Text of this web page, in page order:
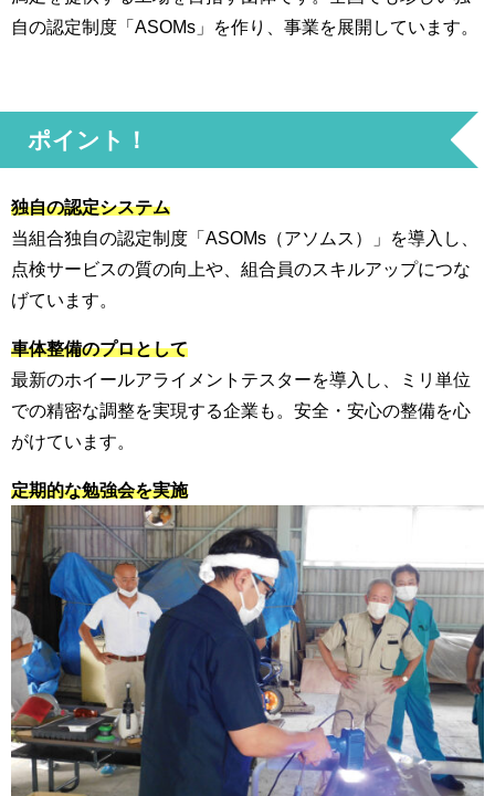
自の認定制度「ASOMs」を作り、事業を展開しています。
ポイント！
独自の認定システム
当組合独自の認定制度「ASOMs（アソムス）」を導入し、
点検サービスの質の向上や、組合員のスキルアップにつな
げています。
車体整備のプロとして
最新のホイールアライメントテスターを導入し、ミリ単位
での精密な調整を実現する企業も。安全・安心の整備を心
がけています。
定期的な勉強会を実施